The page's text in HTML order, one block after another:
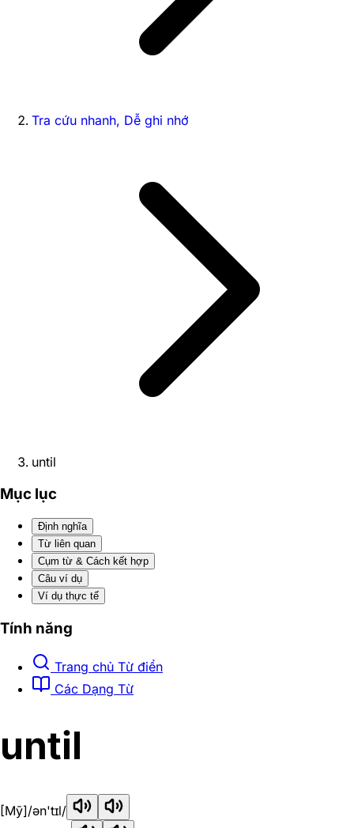
Tra cứu nhanh, Dễ ghi nhớ
until
Mục lục
Định nghĩa
Từ liên quan
Cụm từ & Cách kết hợp
Câu ví dụ
Ví dụ thực tế
Tính năng
Trang chủ Từ điển
Các Dạng Từ
until
[Mỹ]/ən'tɪl/